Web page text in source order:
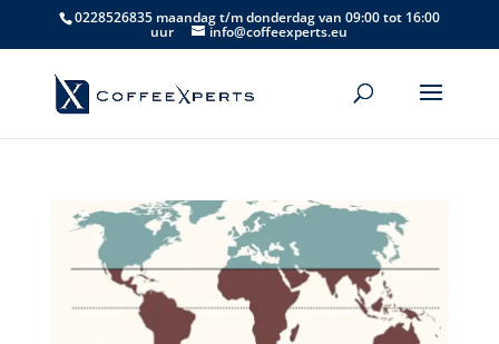
0228526835 maandag t/m donderdag van 09:00 tot 16:00
uur info@coffeexperts.eu